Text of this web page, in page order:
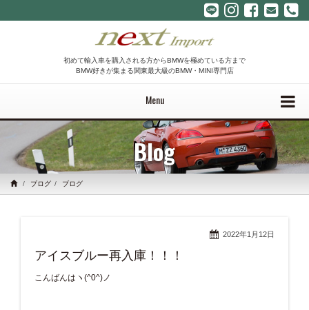
初めて輸入車を購入される方からBMWを極めている方まで
BMW好きが集まる関東最大級のBMW・MINI専門店
Menu
Blog
ブログ ブログ
2022年1月12日
アイスブルー再入庫！！！
こんばんはヽ(^0^)ノ